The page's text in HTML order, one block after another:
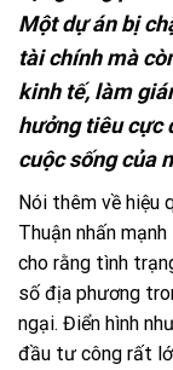
Một dự án bị
tài chính mà
kinh tế, làm
hưởng tiêu cực
cuộc sống của
Nói thêm về hiệu
Thuận nhấn
cho rằng tình
số địa phương
ngại. Điển hình
đầu tư công rất